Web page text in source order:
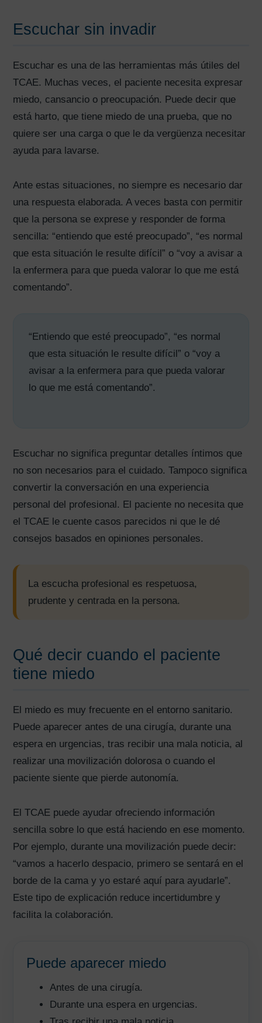
Escuchar sin invadir
Escuchar es una de las herramientas más útiles del
TCAE. Muchas veces, el paciente necesita expresar
miedo, cansancio o preocupación. Puede decir que
está harto, que tiene miedo de una prueba, que no
quiere ser una carga o que le da vergüenza necesitar
ayuda para lavarse.
Ante estas situaciones, no siempre es necesario dar
una respuesta elaborada. A veces basta con permitir
que la persona se exprese y responder de forma
sencilla: “entiendo que esté preocupado”, “es normal
que esta situación le resulte difícil” o “voy a avisar a
la enfermera para que pueda valorar lo que me está
comentando”.
“Entiendo que esté preocupado”, “es normal
que esta situación le resulte difícil” o “voy a
avisar a la enfermera para que pueda valorar
lo que me está comentando”.
Escuchar no significa preguntar detalles íntimos que
no son necesarios para el cuidado. Tampoco significa
convertir la conversación en una experiencia
personal del profesional. El paciente no necesita que
el TCAE le cuente casos parecidos ni que le dé
consejos basados en opiniones personales.
La escucha profesional es respetuosa,
prudente y centrada en la persona.
Qué decir cuando el paciente
tiene miedo
El miedo es muy frecuente en el entorno sanitario.
Puede aparecer antes de una cirugía, durante una
espera en urgencias, tras recibir una mala noticia, al
realizar una movilización dolorosa o cuando el
paciente siente que pierde autonomía.
El TCAE puede ayudar ofreciendo información
sencilla sobre lo que está haciendo en ese momento.
Por ejemplo, durante una movilización puede decir:
“vamos a hacerlo despacio, primero se sentará en el
borde de la cama y yo estaré aquí para ayudarle”.
Este tipo de explicación reduce incertidumbre y
facilita la colaboración.
Puede aparecer miedo
Antes de una cirugía.
Durante una espera en urgencias.